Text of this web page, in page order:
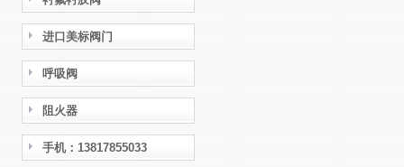
进口美标阀门
呼吸阀
阻火器
手机：13817855033